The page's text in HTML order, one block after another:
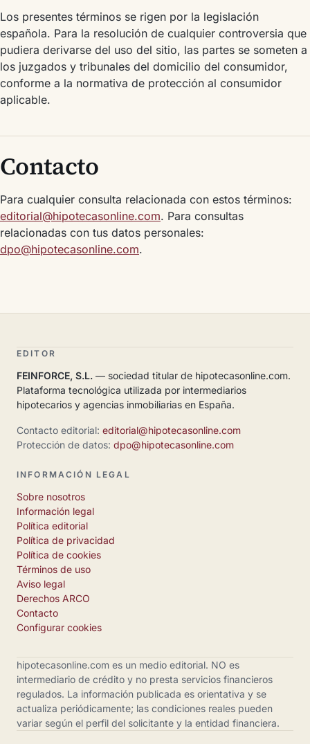
Los presentes términos se rigen por la legislación
española. Para la resolución de cualquier controversia que
pudiera derivarse del uso del sitio, las partes se someten a
los juzgados y tribunales del domicilio del consumidor,
conforme a la normativa de protección al consumidor
aplicable.
Contacto
Para cualquier consulta relacionada con estos términos:
editorial@hipotecasonline.com. Para consultas
relacionadas con tus datos personales:
dpo@hipotecasonline.com.
EDITOR
FEINFORCE, S.L. — sociedad titular de hipotecasonline.com.
Plataforma tecnológica utilizada por intermediarios
hipotecarios y agencias inmobiliarias en España.
Contacto editorial: editorial@hipotecasonline.com
Protección de datos: dpo@hipotecasonline.com
INFORMACIÓN LEGAL
Sobre nosotros
Información legal
Política editorial
Política de privacidad
Política de cookies
Términos de uso
Aviso legal
Derechos ARCO
Contacto
Configurar cookies
hipotecasonline.com es un medio editorial. NO es
intermediario de crédito y no presta servicios financieros
regulados. La información publicada es orientativa y se
actualiza periódicamente; las condiciones reales pueden
variar según el perfil del solicitante y la entidad financiera.